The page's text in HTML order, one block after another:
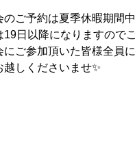
ご予約は夏季休暇期間
日以降になりますので
にご参加頂いた皆様全員
しくださいませ✨